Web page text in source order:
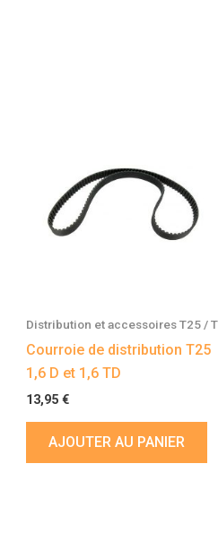
Distribution et accessoires T25 /
Courroie de distribution T25
1,6 D et 1,6 TD
13,95 €
AJOUTER AU PANIER